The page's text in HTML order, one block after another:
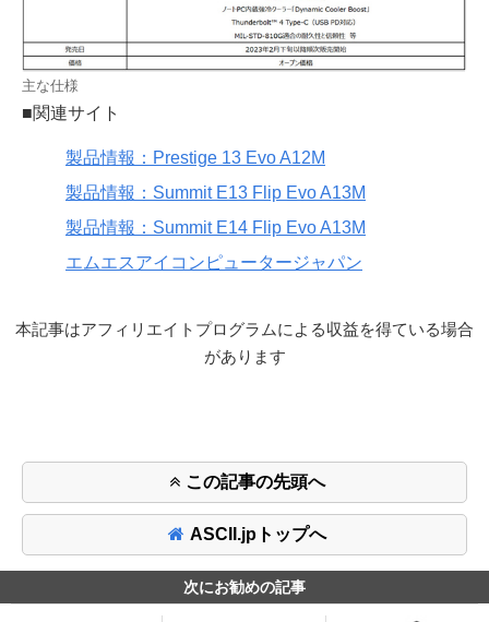
主な仕様
■関連サイト
製品情報：Prestige 13 Evo A12M
製品情報：Summit E13 Flip Evo A13M
製品情報：Summit E14 Flip Evo A13M
エムエスアイコンピュータージャパン
本記事はアフィリエイトプログラムによる収益を得ている場合
があります
この記事の先頭へ
ASCII.jpトップへ
次にお勧めの記事